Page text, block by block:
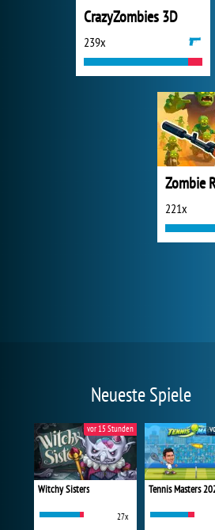
CrazyZombies 3D
239x
221x
Neueste Spiele
Witchy Sisters
27x
vor 15 Stunden
Tennis Masters